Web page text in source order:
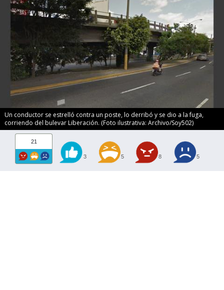
Un conductor se estrelló contra un poste, lo derribó y se dio a la fuga,
corriendo del bulevar Liberación. (Foto ilustrativa: Archivo/Soy502)
21
3 5 8 5